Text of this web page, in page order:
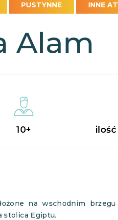
PUSTYNNE INNE
Alam
10+
na wschodnim
stolica Egiptu.